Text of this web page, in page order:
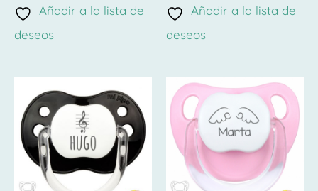
de
5
Añadir a la lista de
deseos
de
5
Añadir a la lista de
deseos